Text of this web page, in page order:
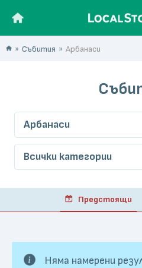
Събития Арбанаси
Арбанаси
Всички категории
Предстоящи
Няма намерени